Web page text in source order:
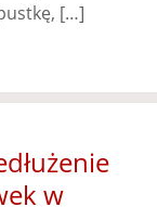
[…]
w